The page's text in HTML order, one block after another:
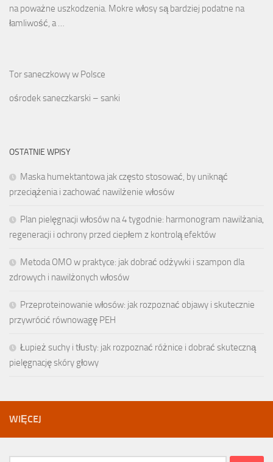
na poważne uszkodzenia. Mokre włosy są bardziej podatne na
łamliwość, a …
Tor saneczkowy w Polsce
ośrodek saneczkarski – sanki
OSTATNIE WPISY
Maska humektantowa jak często stosować, by uniknąć
przeciążenia i zachować nawilżenie włosów
Plan pielęgnacji włosów na 4 tygodnie: harmonogram nawilżania,
regeneracji i ochrony przed ciepłem z kontrolą efektów
Metoda OMO w praktyce: jak dobrać odżywki i szampon dla
zdrowych i nawilżonych włosów
Przeproteinowanie włosów: jak rozpoznać objawy i skutecznie
przywrócić równowagę PEH
Łupież suchy i tłusty: jak rozpoznać różnice i dobrać skuteczną
pielęgnację skóry głowy
WIĘCEJ